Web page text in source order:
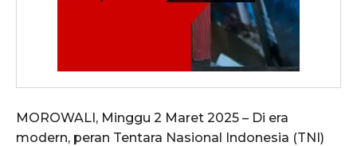
MOROWALI, Minggu 2 Maret 2025 – Di era
modern, peran Tentara Nasional Indonesia (TNI)